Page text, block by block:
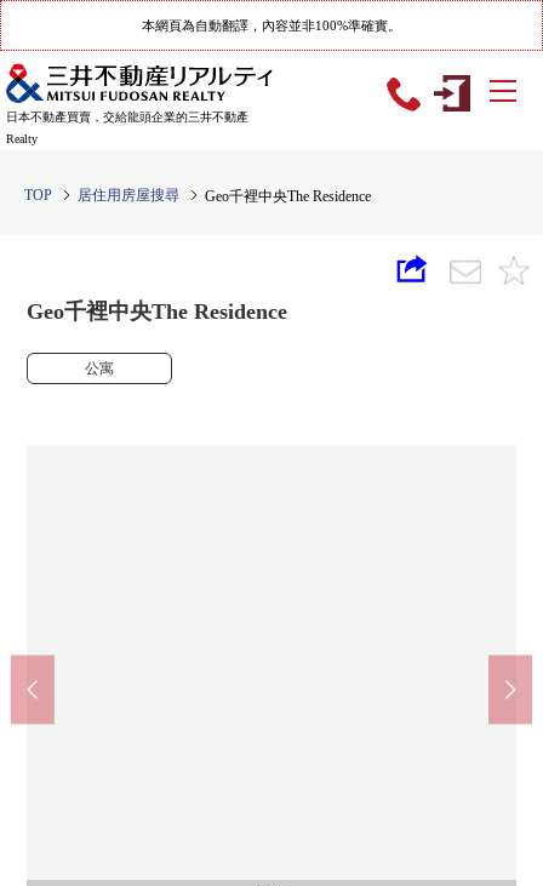
本網頁為自動翻譯，內容並非100%準確實。
日本不動產買賣，交給龍頭企業的三井不動產
Realty
TOP 居住用房屋搜尋 Geo千裡中央The Residence
Geo千裡中央The Residence
公寓